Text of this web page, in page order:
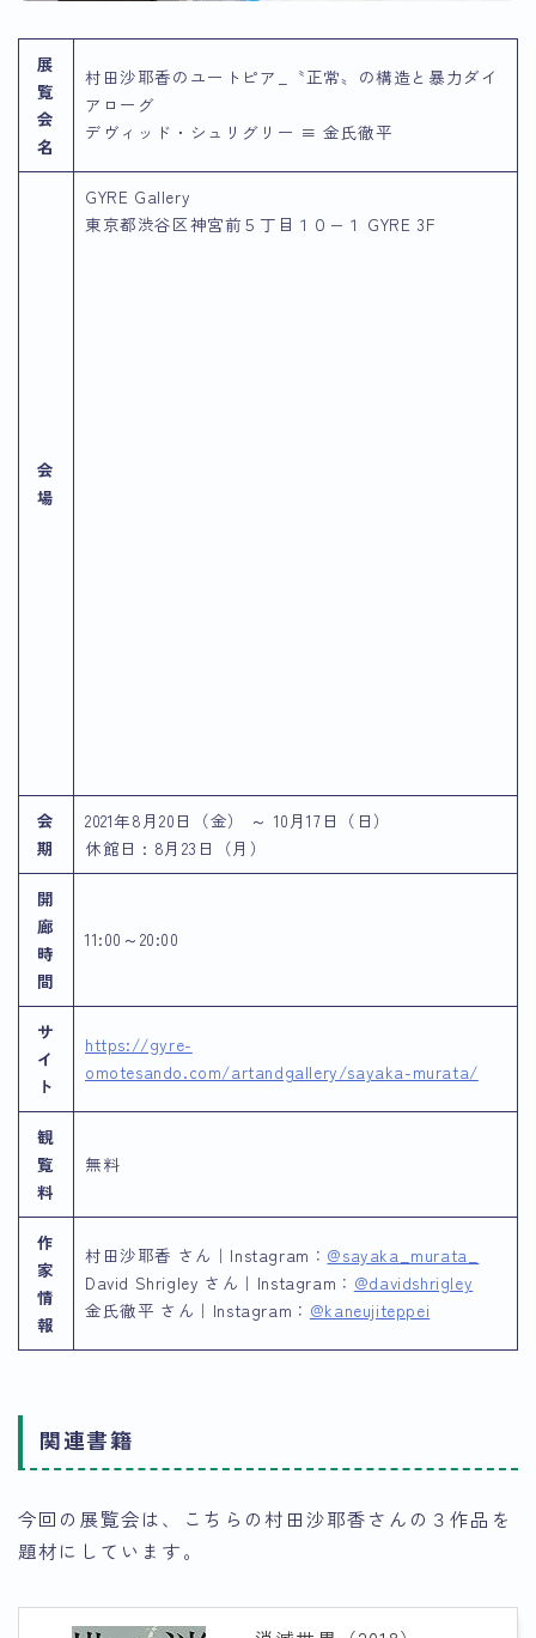
展
覧
会
名
村田沙耶香のユートピア_〝正常〟の構造と暴力ダイ
アローグ
デヴィッド・シュリグリー ≡ 金氏徹平
会
場
GYRE Gallery
東京都渋谷区神宮前５丁目１０−１ GYRE 3F
会
期
2021年8月20日（金） ～ 10月17日（日）
休館日 : 8月23日（月）
開
廊
時
間
11:00～20:00
サ
イ
ト
https://gyre-
omotesando.com/artandgallery/sayaka-murata/
観
覧
料
無料
作
家
情
報
村田沙耶香 さん｜Instagram： @sayaka_murata_
David Shrigley さん｜Instagram： @davidshrigley
金氏徹平 さん｜Instagram： @kaneujiteppei
関連書籍
今回の展覧会は、こちらの村田沙耶香さんの３作品を
題材にしています。